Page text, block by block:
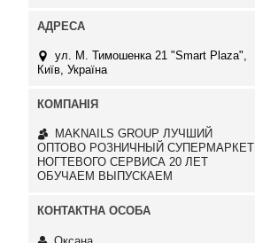
ул. М. Тимошенка 21 "Smart Plaza",
Київ, Україна
MAKNAILS GROUP ЛУЧШИЙ
ОПТОВО РОЗНИЧНЫЙ СУПЕРМАРКЕТ
НОГТЕВОГО СЕРВИСА 20 ЛЕТ
ОБУЧАЕМ ВЫПУСКАЕМ